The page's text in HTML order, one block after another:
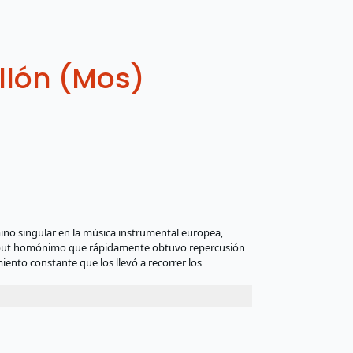
(Mos)
singular en la música instrumental europea,
homónimo que rápidamente obtuvo repercusión
constante que los llevó a recorrer los